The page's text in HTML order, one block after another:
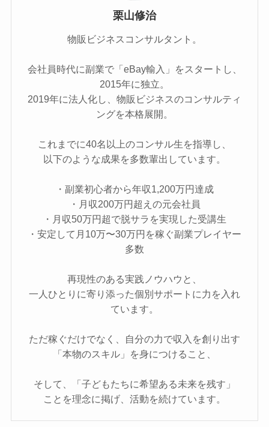
栗山修治
物販ビジネスコンサルタント。
会社員時代に副業で「eBay輸入」をスタートし、
2015年に独立。
2019年に法人化し、物販ビジネスのコンサルティ
ングを本格展開。
これまでに40名以上のコンサル生を指導し、
以下のような成果を多数輩出しています。
・副業初心者から年収1,200万円達成
・月収200万円超えの元会社員
・月収50万円超で脱サラを実現した受講生
・安定して月10万〜30万円を稼ぐ副業プレイヤー
多数
再現性のある実践ノウハウと、
一人ひとりに寄り添った個別サポートに力を入れ
ています。
ただ稼ぐだけでなく、自分の力で収入を創り出す
「本物のスキル」を身につけること、
そして、「子どもたちに希望ある未来を残す」
ことを理念に掲げ、活動を続けています。